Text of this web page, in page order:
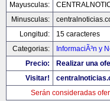
Mayusculas:
Minusculas:
Longitud:
15 caracteres
Categorias:
InformaciÃ³n y
Precio:
Realizar una
Visitar!
Serán consideradas